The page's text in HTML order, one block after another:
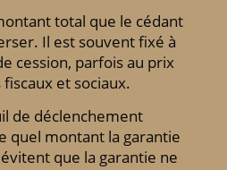
total que le cédant
Il est souvent fixé à
cession, parfois au prix
et sociaux.
de déclenchement
quel montant la garantie
que la garantie ne